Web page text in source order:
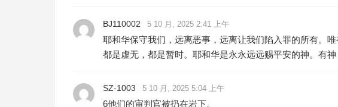
BJ110002 5 10 月, 2025 2:41 上午
耶和华保守我们，远离恶事，远离让我们陷入罪的所有。
都是虚无，都是暂时。耶和华是永永远远赐平安的神。有神
SZ-1003 5 10 月, 2025 5:04 上午
6他们的审判官被扔在岩下。